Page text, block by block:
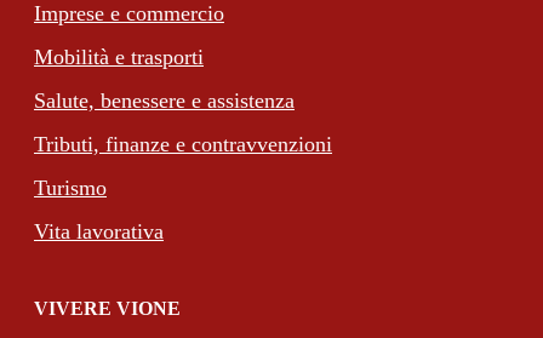
Imprese e commercio
Mobilità e trasporti
Salute, benessere e assistenza
Tributi, finanze e contravvenzioni
Turismo
Vita lavorativa
VIVERE VIONE